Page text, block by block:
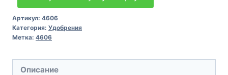
Артикул: 4606
Категория: Удобрения
Метка: 4606
Описание